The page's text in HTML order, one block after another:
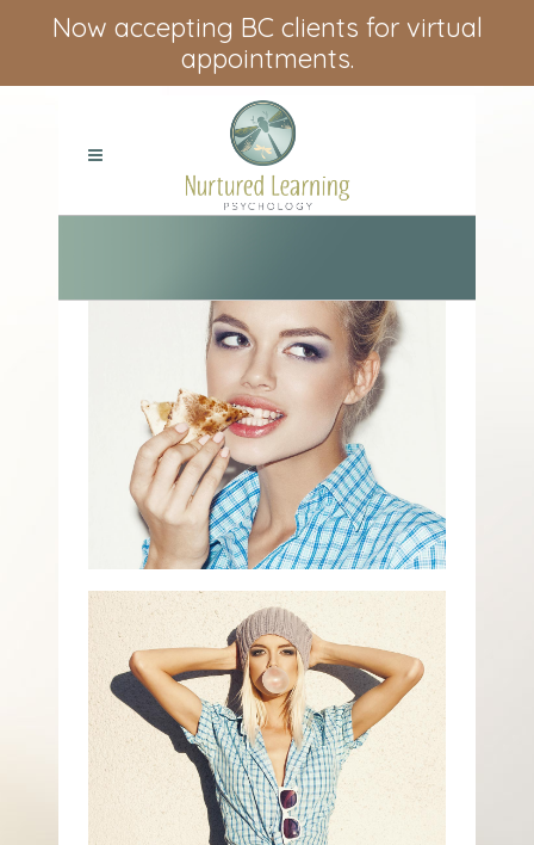
Now accepting BC clients for virtual
appointments.